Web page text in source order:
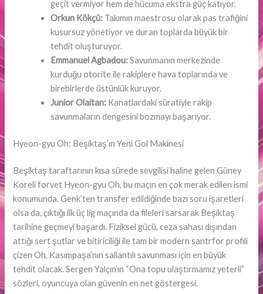
geçit vermiyor hem de hücuma ekstra güç katıyor.
Orkun Kökçü: Takımın maestrosu olarak pas trafiğini
kusursuz yönetiyor ve duran toplarda büyük bir
tehdit oluşturuyor.
Emmanuel Agbadou:Savunmanın merkezinde
kurduğu otorite ile rakiplere hava toplarında ve
birebirlerde üstünlük kuruyor.
Junior Olaitan: Kanatlardaki süratiyle rakip
savunmaların dengesini bozmayı başarıyor.
Hyeon-gyu Oh: Beşiktaş’ın Yeni Gol Makinesi
Beşiktaş taraftarının kısa sürede sevgilisi haline gelen Güney
Koreli forvet Hyeon-gyu Oh, bu maçın en çok merak edilen ismi
konumunda. Genk’ten transfer edildiğinde bazı soru işaretleri
olsa da, çıktığı ilk üç lig maçında da fileleri sarsarak Beşiktaş
tarihine geçmeyi başardı. Fiziksel gücü, ceza sahası dışından
attığı sert şutlar ve bitiriciliği ile tam bir modern santrfor profili
çizen Oh, Kasımpaşa’nın sallantılı savunması için en büyük
tehdit olacak. Sergen Yalçın’ın “Ona topu ulaştırmamız yeterli”
sözleri, oyuncuya olan güvenin en net göstergesi.